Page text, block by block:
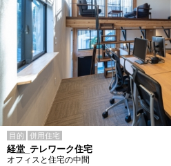
目的 併用住宅
経堂_テレワーク住宅
オフィスと住宅の中間